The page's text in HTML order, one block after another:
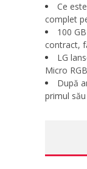
Ce
complet
100
contract,
LG
Micro
După
primul